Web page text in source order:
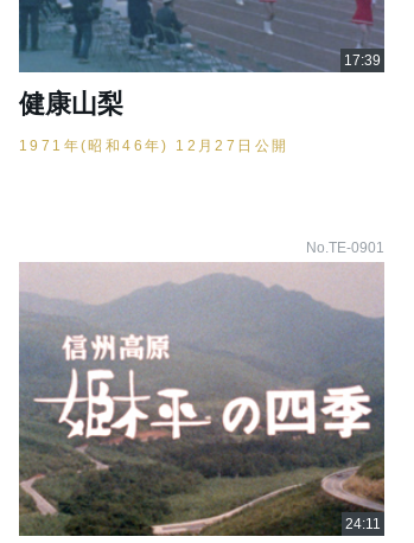
健康山梨
1971年(昭和46年) 12月27日公開
No.TE-0901